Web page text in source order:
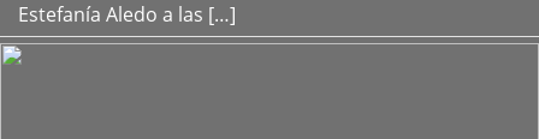
Estefanía Aledo a las […]